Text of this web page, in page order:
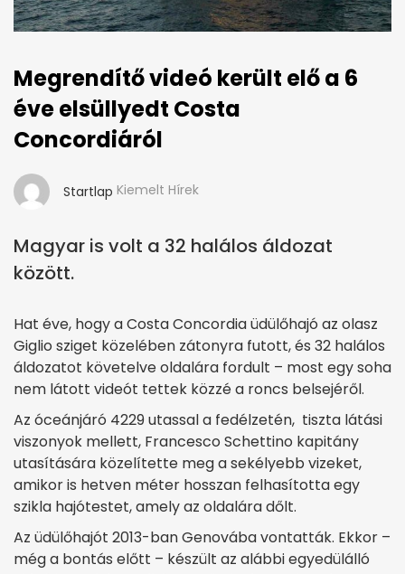
Megrendítő videó került elő a 6
éve elsüllyedt Costa
Concordiáról
Startlap Kiemelt Hírek
Magyar is volt a 32 halálos áldozat
között.
Hat éve, hogy a Costa Concordia üdülőhajó az olasz
Giglio sziget közelében zátonyra futott, és 32 halálos
áldozatot követelve oldalára fordult – most egy soha
nem látott videót tettek közzé a roncs belsejéről.
Az óceánjáró 4229 utassal a fedélzetén, tiszta látási
viszonyok mellett, Francesco Schettino kapitány
utasítására közelítette meg a sekélyebb vizeket,
amikor is hetven méter hosszan felhasította egy
szikla hajótestet, amely az oldalára dőlt.
Az üdülőhajót 2013-ban Genovába vontatták. Ekkor –
még a bontás előtt – készült az alábbi egyedülálló